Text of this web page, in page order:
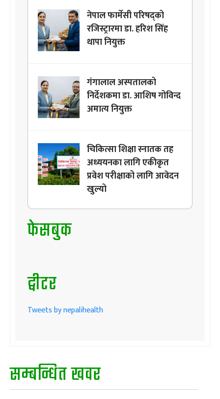
नेपाल फार्मेसी परिषद्को
रजिस्ट्रारमा डा. हरिश सिंह
थापा नियुक्त
गंगालाल अस्पतालको
निर्देशकमा डा. आशिष गोविन्द
अमात्य नियुक्त
चिकित्सा शिक्षा स्नातक तह
अध्ययनका लागि एकीकृत
प्रवेश परीक्षाको लागि आवेदन
खुल्यो
फेसबुक
ट्वीटर
Tweets by nepalihealth
सम्बन्धित खवर